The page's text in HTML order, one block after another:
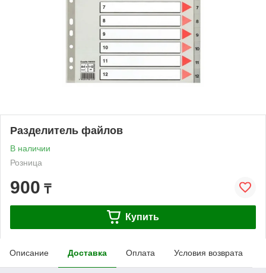
Разделитель файлов
В наличии
Розница
900 ₸
Купить
Описание Доставка Оплата Условия возврата